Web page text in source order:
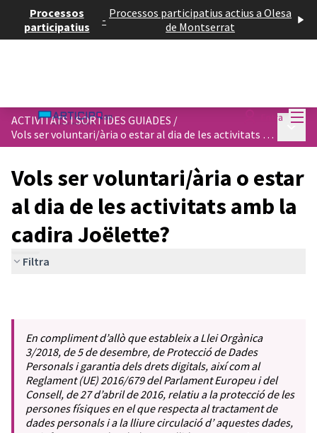
Processos
participatius
- Processos participatius actius a Olesa
de Montserrat
Entra
ACTIVITATS I SORTIDES GUIADES /
Vols ser voluntari/ària o estar al dia de les activitats amb la cadira Joëlette?
Vols ser voluntari/ària o estar
al dia de les activitats amb la
cadira Joëlette?
Filtra
En compliment d’allò que estableix a Llei Orgànica
3/2018, de 5 de desembre, de Protecció de Dades
Personals i garantia dels drets digitals, així com al
Reglament (UE) 2016/679 del Parlament Europeu i del
Consell, de 27 d’abril de 2016, relatiu a la protecció de les
persones físiques en el que respecta al tractament de
dades personals i a la lliure circulació d’ aquestes dades,